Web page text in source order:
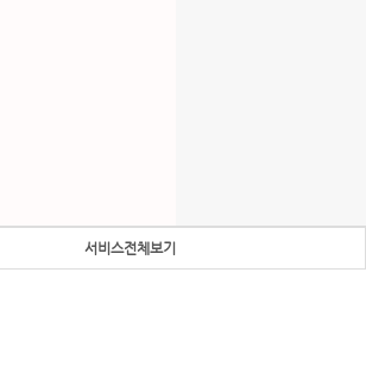
서비스전체보기